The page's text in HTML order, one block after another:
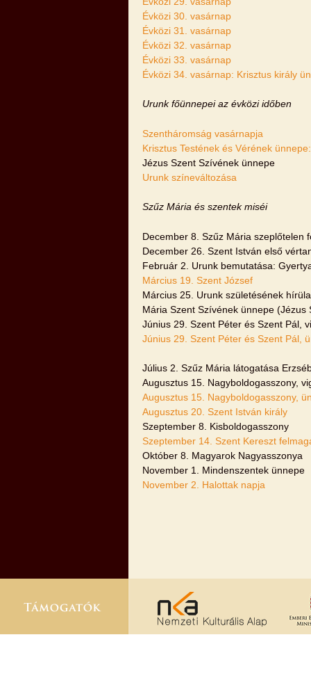
Évközi 30. vasárnap
Évközi 31. vasárnap
Évközi 32. vasárnap
Évközi 33. vasárnap
Évközi 34. vasárnap: Krisztus király
Urunk főünnepei az évközi időben
Szentháromság vasárnapja
Krisztus Testének és Vérének
Jézus Szent Szívének ünnepe
Urunk színeváltozása
Szűz Mária és szentek miséi
December 8. Szűz Mária szeplőtelen
December 26. Szent István első
Február 2. Urunk bemutatása:
Március 19. Szent József
Március 25. Urunk születésének
Mária Szent Szívének ünnepe
Június 29. Szent Péter és Szent Pál,
Június 29. Szent Péter és Szent Pál,
Július 2. Szűz Mária látogatása
Augusztus 15. Nagyboldogasszony,
Augusztus 15. Nagyboldogasszony,
Augusztus 20. Szent István király
Szeptember 8. Kisboldogasszony
Szeptember 14. Szent Kereszt
Október 8. Magyarok Nagyasszonya
November 1. Mindenszentek ünnepe
November 2. Halottak napja